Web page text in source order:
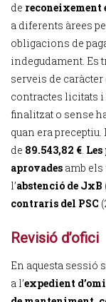
de
a diferents àrees
obligacions de
indegudament. Es
serveis de
contractes licitats
finalitzat o sense
quan era
de 89.543,82 €. Les
aprovades amb els
l’abstenció de JxB
contraris del PSC
Revisió d’ofici
En aquesta sessió
a l’expedient